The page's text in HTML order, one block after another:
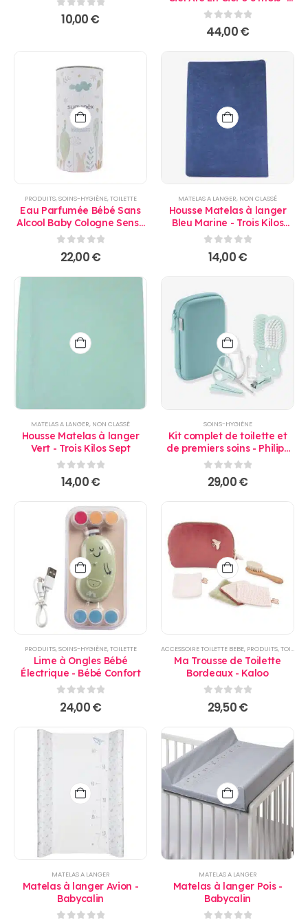
0sur 5
10,00€
Candide
0sur 5
44,00€
PRODUITS,SOINS-HYGIÈNE,TOILETTE
Eau Parfumée Bébé Sans
Alcool Baby Cologne Sense
100ml - Suavinex
0sur 5
22,00€
MATELAS A LANGER, NON CLASSÉ
Housse Matelas à langer
Bleu Marine - Trois Kilos
Sept
0sur 5
14,00€
MATELAS A LANGER, NON CLASSÉ
Housse Matelas à langer
Vert - Trois Kilos Sept
0sur 5
14,00€
SOINS-HYGIÈNE
Kit complet de toilette et
de premiers soins - Philips
AVENT
0sur 5
29,00€
PRODUITS,SOINS-HYGIÈNE,TOILETTE
Lime à Ongles Bébé
Électrique - Bébé Confort
0sur 5
24,00€
ACCESSOIRE TOILETTE BEBE, PRODUITS,TOILETTE
Ma Trousse de Toilette
Bordeaux - Kaloo
0sur 5
29,50€
MATELAS A LANGER
Matelas à langer Avion -
Babycalin
MATELAS A LANGER
Matelas à langer Pois -
Babycalin